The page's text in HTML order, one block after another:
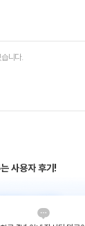
사용자 후기!